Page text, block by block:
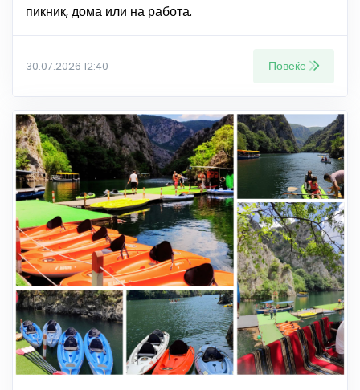
пикник, дома или на работа.
30.07.2026 12:40 Повеќе